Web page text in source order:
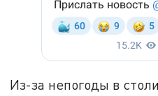
Из-за непогоды в